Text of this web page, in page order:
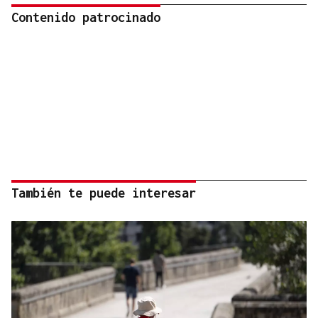
Contenido patrocinado
También te puede interesar